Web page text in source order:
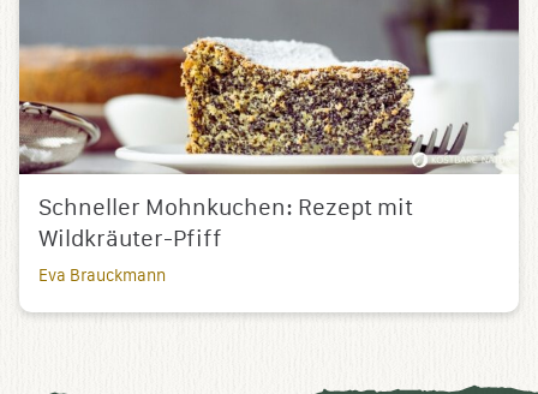
Schneller Mohnkuchen: Rezept mit
Wildkräuter-Pfiff
Eva Brauckmann